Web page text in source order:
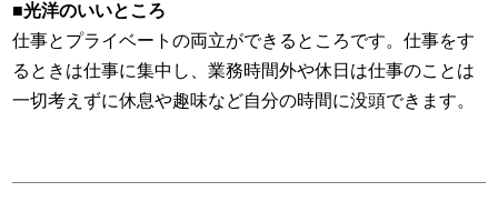
あと施工アンカー資格認定証（施工技術士A種）
職長・安全衛生責任者
24人
建設業経理事務士2級
日本商工会議所簿記検定2級
4人
建設業経理事務士1級
1人
■光洋のいいところ
仕事とプライベートの両立ができるところです。仕事をす
るときは仕事に集中し、業務時間外や休日は仕事のことは
一切考えずに休息や趣味など自分の時間に没頭できます。